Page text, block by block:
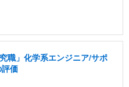
職」化学系エンジニア/サポ
価